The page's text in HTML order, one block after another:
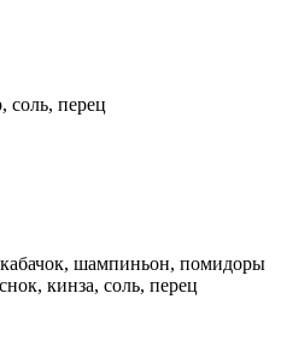
соль, перец
шампиньон, помидоры
кинза, соль, перец